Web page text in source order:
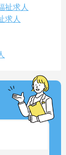
祉求人
求人